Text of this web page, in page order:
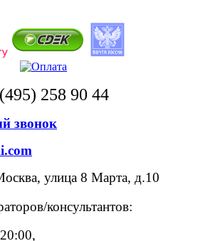
258 90 44
звонок
улица 8 Марта, д.10
консультантов: